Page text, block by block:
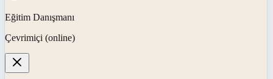
Eğitim Danışmanı
Çevrimiçi (online)